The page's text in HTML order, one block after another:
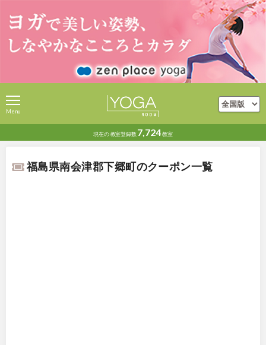
現在の教室登録数 7,724教室
Menu
福島県南会津郡下郷町のクーポン一覧